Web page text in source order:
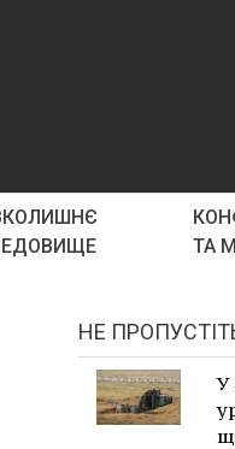
ТА
НЕ
У